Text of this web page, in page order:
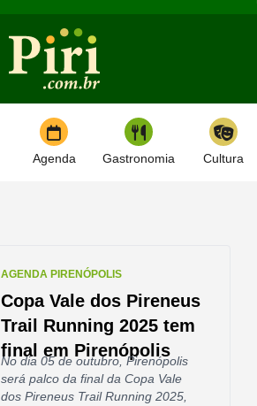
Agenda Gastronomia Cultura
AGENDA PIRENÓPOLIS
Copa Vale dos Pireneus
Trail Running 2025 tem
final em Pirenópolis
No dia 05 de outubro, Pirenópolis
será palco da final da Copa Vale
dos Pireneus Trail Running 2025,